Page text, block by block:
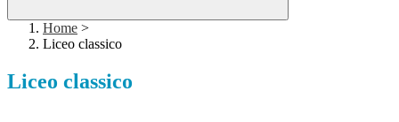
Home >
Liceo classico
Liceo classico